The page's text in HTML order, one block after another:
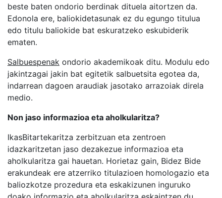
beste baten ondorio berdinak dituela aitortzen da.
Edonola ere, baliokidetasunak ez du egungo titulua
edo titulu baliokide bat eskuratzeko eskubiderik
ematen.
Salbuespenak ondorio akademikoak ditu. Modulu edo
jakintzagai jakin bat egitetik salbuetsita egotea da,
indarrean dagoen araudiak jasotako arrazoiak direla
medio.
Non jaso informazioa eta aholkularitza?
IkasBitartekaritza zerbitzuan eta zentroen
idazkaritzetan jaso dezakezue informazioa eta
aholkularitza gai hauetan. Horietaz gain, Bidez Bide
erakundeak ere atzerriko titulazioen homologazio eta
baliozkotze prozedura eta eskakizunen inguruko